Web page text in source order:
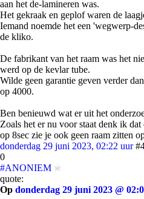
aan het de-lamineren was.
Het gekraak en geplof waren de
Iemand noemde het een 'wegwerp-
de kliko.
De fabrikant van het raam was het
werd op de kevlar tube.
Wilde geen garantie geven verder
op 4000.
Ben benieuwd wat er uit het
Zoals het er nu voor staat denk ik
op 8sec zie je ook geen raam zitten
donderdag 29 juni 2023, 02:22 uur
0
#ANONIEM
quote:
Op donderdag 29 juni 2023 @